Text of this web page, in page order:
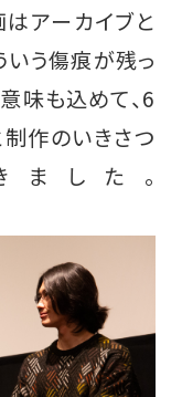
はアーカイブと
いう傷痕が残っ
味も込めて、6
作のいきさつ
した。